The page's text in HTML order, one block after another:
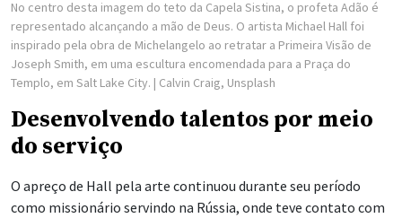
No centro desta imagem do teto da Capela Sistina, o profeta Adão é
representado alcançando a mão de Deus. O artista Michael Hall foi
inspirado pela obra de Michelangelo ao retratar a Primeira Visão de
Joseph Smith, em uma escultura encomendada para a Praça do
Templo, em Salt Lake City. | Calvin Craig, Unsplash
Desenvolvendo talentos por meio
do serviço
O apreço de Hall pela arte continuou durante seu período
como missionário servindo na Rússia, onde teve contato com